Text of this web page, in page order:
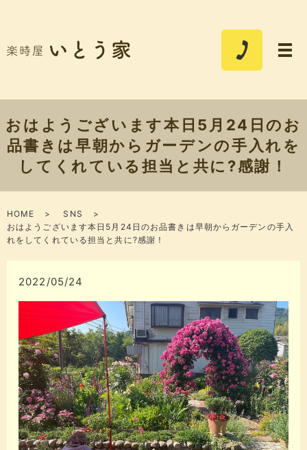
おはようございます本日5月24日のお
品書きは早朝からガーデンの手入れを
してくれている担当と共に?感謝！
HOME
SNS
おはようございます本日5月24日のお品書きは早朝からガーデンの手入
れをしてくれている担当と共に?感謝！
2022/05/24